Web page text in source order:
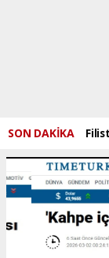
SON DAKİKA